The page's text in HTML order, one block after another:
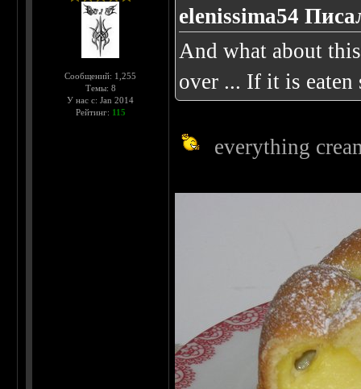
Сообщений: 1,255
Темы: 8
У нас с: Jan 2014
Рейтинг: 115
elenissima54
And what about
over ... If it is
everything